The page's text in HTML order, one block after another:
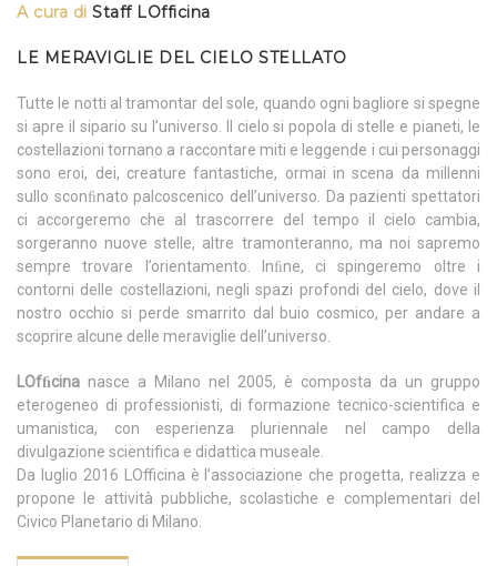
A cura di Staff LOfficina
LE MERAVIGLIE DEL CIELO STELLATO
Tutte le notti al tramontar del sole, quando ogni bagliore si spegne
si apre il sipario su l’universo. Il cielo si popola di stelle e pianeti, le
costellazioni tornano a raccontare miti e leggende i cui personaggi
sono eroi, dei, creature fantastiche, ormai in scena da millenni
sullo sconﬁnato palcoscenico dell’universo. Da pazienti spettatori
ci accorgeremo che al trascorrere del tempo il cielo cambia,
sorgeranno nuove stelle, altre tramonteranno, ma noi sapremo
sempre trovare l’orientamento. Inﬁne, ci spingeremo oltre i
contorni delle costellazioni, negli spazi profondi del cielo, dove il
nostro occhio si perde smarrito dal buio cosmico, per andare a
scoprire alcune delle meraviglie dell’universo.
LOfﬁcina nasce a Milano nel 2005, è composta da un gruppo
eterogeneo di professionisti, di formazione tecnico-scientifica e
umanistica, con esperienza pluriennale nel campo della
divulgazione scientifica e didattica museale.
Da luglio 2016 LOfficina è l’associazione che progetta, realizza e
propone le attività pubbliche, scolastiche e complementari del
Civico Planetario di Milano.